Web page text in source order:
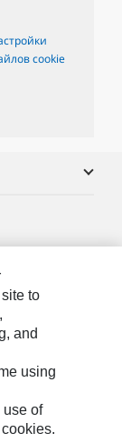
cookie
to
and
using
use of